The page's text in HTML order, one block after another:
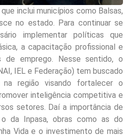
inclui municípios como Balsas,
no estado. Para continuar se
implementar políticas que
a capacitação profissional e
de emprego. Nesse sentido, o
IEL e Federação) tem buscado
na região visando fortalecer o
inteligência competitiva e
setores. Daí a importância de
da Inpasa, obras como as do
Vida e o investimento de mais